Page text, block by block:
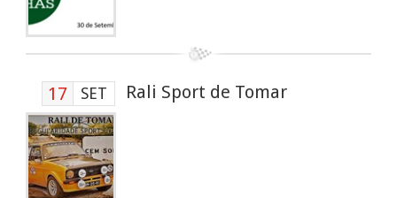
17 SET Rali Sport de Tomar